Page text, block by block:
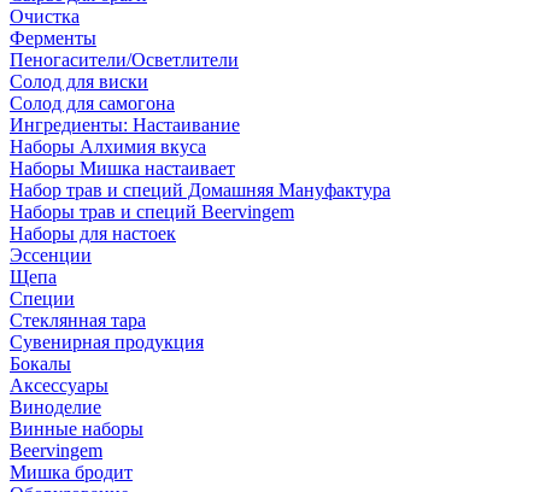
Очистка
Ферменты
Пеногасители/Осветлители
Солод для виски
Солод для самогона
Ингредиенты: Настаивание
Наборы Алхимия вкуса
Наборы Мишка настаивает
Набор трав и специй Домашняя Мануфактура
Наборы трав и специй Beervingem
Наборы для настоек
Эссенции
Щепа
Специи
Стеклянная тара
Сувенирная продукция
Бокалы
Аксессуары
Виноделие
Винные наборы
Beervingem
Мишка бродит